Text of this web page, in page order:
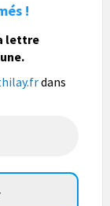
à son
concours
!
lettre
dans